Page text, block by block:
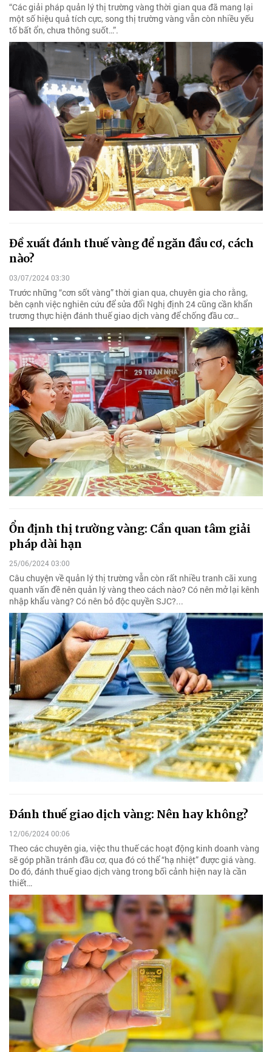
“Các giải pháp quản lý thị trường vàng thời gian qua đã mang lại
một số hiệu quả tích cực, song thị trường vàng vẫn còn nhiều yếu
tố bất ổn, chưa thông suốt…”.
Đề xuất đánh thuế vàng để ngăn đầu cơ, cách
nào?
03/07/2024 03:30
Trước những “cơn sốt vàng” thời gian qua, chuyên gia cho rằng,
bên cạnh việc nghiên cứu để sửa đổi Nghị định 24 cũng cần khẩn
trương thực hiện đánh thuế giao dịch vàng để chống đầu cơ…
Ổn định thị trường vàng: Cần quan tâm giải
pháp dài hạn
25/06/2024 03:00
Câu chuyện về quản lý thị trường vẫn còn rất nhiều tranh cãi xung
quanh vấn đề nên quản lý vàng theo cách nào? Có nên mở lại kênh
nhập khẩu vàng? Có nên bỏ độc quyền SJC?...
Đánh thuế giao dịch vàng: Nên hay không?
12/06/2024 00:06
Theo các chuyên gia, việc thu thuế các hoạt động kinh doanh vàng
sẽ góp phần tránh đầu cơ, qua đó có thể “hạ nhiệt” được giá vàng.
Do đó, đánh thuế giao dịch vàng trong bối cảnh hiện nay là cần
thiết…